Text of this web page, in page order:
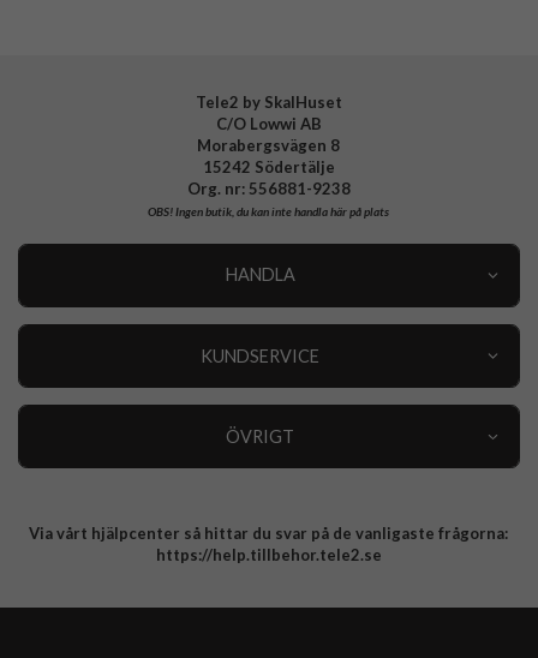
Tele2 by SkalHuset
C/O Lowwi AB
Morabergsvägen 8
15242 Södertälje
Org. nr: 556881-9238
OBS!Ingen butik, du kan inte handla här på plats
HANDLA
KUNDSERVICE
ÖVRIGT
Integritetspolicy
Via vårt hjälpcenter så hittar du svar på de vanligaste frågorna:
https://help.tillbehor.tele2.se